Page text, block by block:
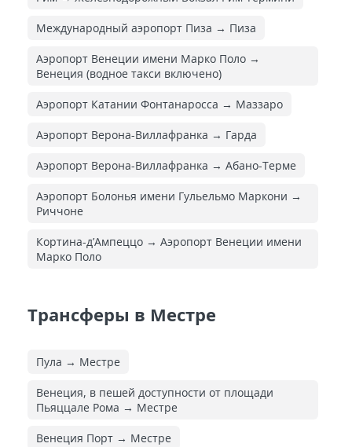
Международный аэропорт Пиза → Пиза
Аэропорт Венеции имени Марко Поло →
Венеция (водное такси включено)
Аэропорт Катании Фонтанаросса → Маззаро
Аэропорт Верона-Виллафранка → Гарда
Аэропорт Верона-Виллафранка → Абано-Терме
Аэропорт Болонья имени Гульельмо Маркони →
Риччоне
Кортина-д’Ампеццо → Аэропорт Венеции имени
Марко Поло
Трансферы в Местре
Пула → Местре
Венеция, в пешей доступности от площади
Пьяццале Рома → Местре
Венеция Порт → Местре